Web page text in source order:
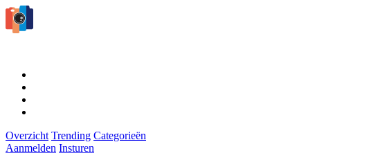
Overzicht Trending Categorieën
Aanmelden Insturen